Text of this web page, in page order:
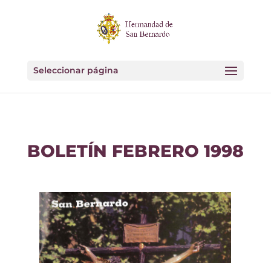
Seleccionar página
BOLETÍN FEBRERO 1998